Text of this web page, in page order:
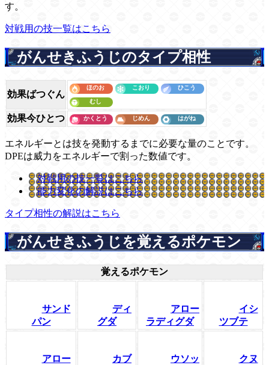
す。
対戦用の技一覧はこちら
がんせきふうじのタイプ相性
効果ばつぐん
効果今ひとつ
エネルギーとは技を発動するまでに必要な量のことです。
DPEは威力をエネルギーで割った数値です。
対戦用の技一覧はこちら
能力変化の解説はこちら
タイプ相性の解説はこちら
がんせきふうじを覚えるポケモン
覚えるポケモン
サンド
パン
ディ
グダ
アロー
ラディグダ
イシ
ツブテ
アロー
カブ
ウソッ
クヌ